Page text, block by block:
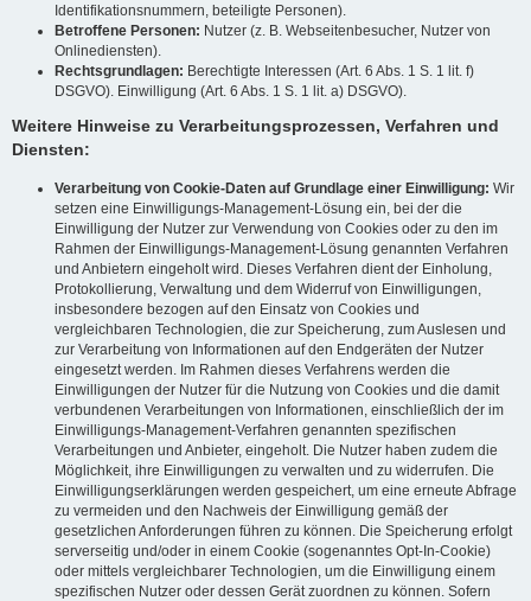
Identifikationsnummern, beteiligte Personen).
Betroffene Personen: Nutzer (z. B. Webseitenbesucher, Nutzer von
Onlinediensten).
Rechtsgrundlagen: Berechtigte Interessen (Art. 6 Abs. 1 S. 1 lit. f)
DSGVO). Einwilligung (Art. 6 Abs. 1 S. 1 lit. a) DSGVO).
Weitere Hinweise zu Verarbeitungsprozessen, Verfahren und
Diensten:
Verarbeitung von Cookie-Daten auf Grundlage einer Einwilligung: Wir
setzen eine Einwilligungs-Management-Lösung ein, bei der die
Einwilligung der Nutzer zur Verwendung von Cookies oder zu den im
Rahmen der Einwilligungs-Management-Lösung genannten Verfahren
und Anbietern eingeholt wird. Dieses Verfahren dient der Einholung,
Protokollierung, Verwaltung und dem Widerruf von Einwilligungen,
insbesondere bezogen auf den Einsatz von Cookies und
vergleichbaren Technologien, die zur Speicherung, zum Auslesen und
zur Verarbeitung von Informationen auf den Endgeräten der Nutzer
eingesetzt werden. Im Rahmen dieses Verfahrens werden die
Einwilligungen der Nutzer für die Nutzung von Cookies und die damit
verbundenen Verarbeitungen von Informationen, einschließlich der im
Einwilligungs-Management-Verfahren genannten spezifischen
Verarbeitungen und Anbieter, eingeholt. Die Nutzer haben zudem die
Möglichkeit, ihre Einwilligungen zu verwalten und zu widerrufen. Die
Einwilligungserklärungen werden gespeichert, um eine erneute Abfrage
zu vermeiden und den Nachweis der Einwilligung gemäß der
gesetzlichen Anforderungen führen zu können. Die Speicherung erfolgt
serverseitig und/oder in einem Cookie (sogenanntes Opt-In-Cookie)
oder mittels vergleichbarer Technologien, um die Einwilligung einem
spezifischen Nutzer oder dessen Gerät zuordnen zu können. Sofern